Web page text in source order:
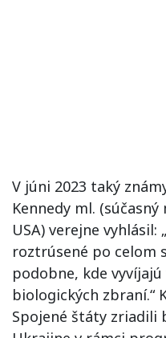
V júni 2023 taký
Kennedy ml.
USA) verejne
roztrúsené po celom
podobne, kde
biologických zbraní.“
Spojené štáty zriadili